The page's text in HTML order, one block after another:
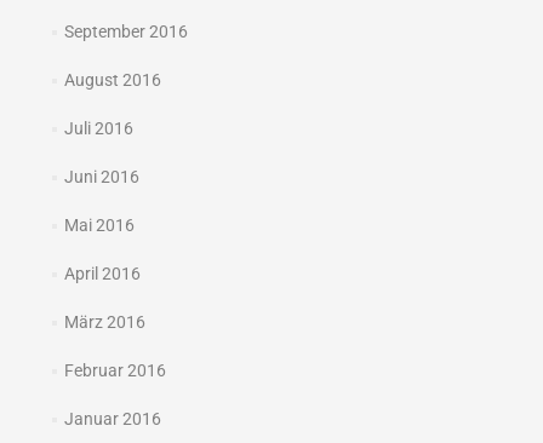
September 2016
August 2016
Juli 2016
Juni 2016
Mai 2016
April 2016
März 2016
Februar 2016
Januar 2016